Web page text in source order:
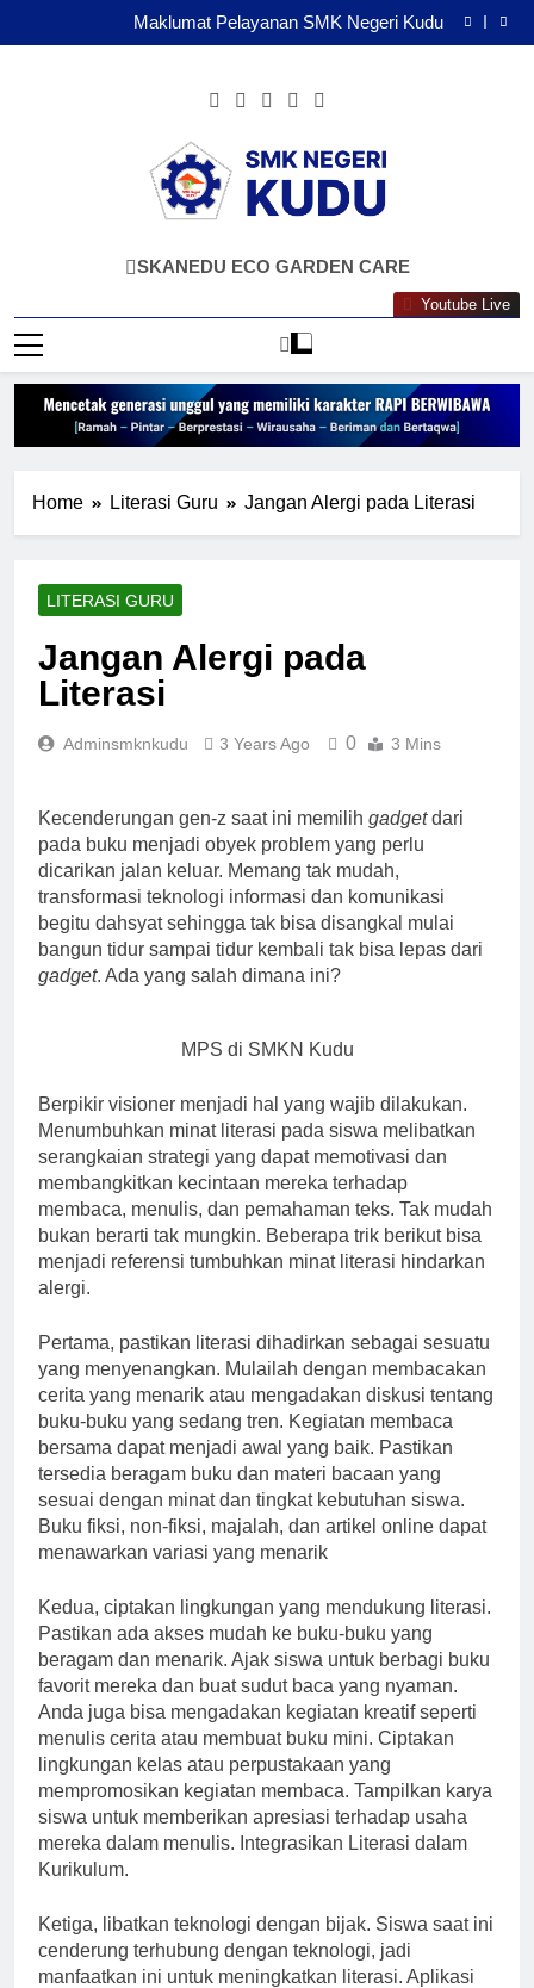
to
Maklumat Pelayanan SMK Negeri Kudu
Maklumat Pelayanan Tamu
Maklumat Pelayanan SMK Negeri Kudu
SMKN KUDU
SKANEDU ECO GARDEN CARE
Youtube Live
Home Literasi Guru Jangan Alergi pada Literasi
LITERASI GURU
Jangan Alergi pada
Literasi
Adminsmknkudu 3 Years Ago 0 3 Mins
Kecenderungan gen-z saat ini memilih gadgetdari
pada buku menjadi obyek problem yang perlu
dicarikan jalan keluar. Memang tak mudah,
transformasi teknologi informasi dan komunikasi
begitu dahsyat sehingga tak bisa disangkal mulai
bangun tidur sampai tidur kembali tak bisa lepas dari
gadget. Ada yang salah dimana ini?
MPS di SMKN Kudu
Berpikir visioner menjadi hal yang wajib dilakukan.
Menumbuhkan minat literasi pada siswa melibatkan
serangkaian strategi yang dapat memotivasi dan
membangkitkan kecintaan mereka terhadap
membaca, menulis, dan pemahaman teks. Tak mudah
bukan berarti tak mungkin. Beberapa trik berikut bisa
menjadi referensi tumbuhkan minat literasi hindarkan
alergi.
Pertama, pastikan literasi dihadirkan sebagai sesuatu
yang menyenangkan. Mulailah dengan membacakan
cerita yang menarik atau mengadakan diskusi tentang
buku-buku yang sedang tren. Kegiatan membaca
bersama dapat menjadi awal yang baik. Pastikan
tersedia beragam buku dan materi bacaan yang
sesuai dengan minat dan tingkat kebutuhan siswa.
Buku fiksi, non-fiksi, majalah, dan artikel online dapat
menawarkan variasi yang menarik
Kedua, ciptakan lingkungan yang mendukung literasi.
Pastikan ada akses mudah ke buku-buku yang
beragam dan menarik. Ajak siswa untuk berbagi buku
favorit mereka dan buat sudut baca yang nyaman.
Anda juga bisa mengadakan kegiatan kreatif seperti
menulis cerita atau membuat buku mini. Ciptakan
lingkungan kelas atau perpustakaan yang
mempromosikan kegiatan membaca. Tampilkan karya
siswa untuk memberikan apresiasi terhadap usaha
mereka dalam menulis. Integrasikan Literasi dalam
Kurikulum.
Ketiga, libatkan teknologi dengan bijak. Siswa saat ini
cenderung terhubung dengan teknologi, jadi
manfaatkan ini untuk meningkatkan literasi. Aplikasi